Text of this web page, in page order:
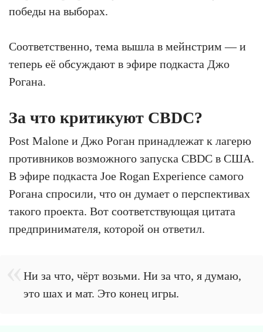
победы на выборах.
Соответственно, тема вышла в мейнстрим — и
теперь её обсуждают в эфире подкаста Джо
Рогана.
За что критикуют CBDC?
Post Malone и Джо Роган принадлежат к лагерю
противников возможного запуска CBDC в США.
В эфире подкаста Joe Rogan Experience самого
Рогана спросили, что он думает о перспективах
такого проекта. Вот соответствующая цитата
предпринимателя, которой он ответил.
Ни за что, чёрт возьми. Ни за что, я думаю,
это шах и мат. Это конец игры.